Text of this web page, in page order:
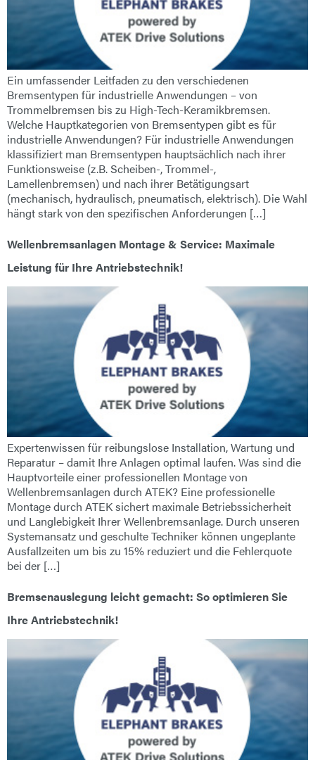
Ein umfassender Leitfaden zu den verschiedenen
Bremsentypen für industrielle Anwendungen – von
Trommelbremsen bis zu High-Tech-Keramikbremsen.
Welche Hauptkategorien von Bremsentypen gibt es für
industrielle Anwendungen? Für industrielle Anwendungen
klassifiziert man Bremsentypen hauptsächlich nach ihrer
Funktionsweise (z.B. Scheiben-, Trommel-,
Lamellenbremsen) und nach ihrer Betätigungsart
(mechanisch, hydraulisch, pneumatisch, elektrisch). Die Wahl
hängt stark von den spezifischen Anforderungen […]
Wellenbremsanlagen Montage & Service: Maximale
Leistung für Ihre Antriebstechnik!
Expertenwissen für reibungslose Installation, Wartung und
Reparatur – damit Ihre Anlagen optimal laufen. Was sind die
Hauptvorteile einer professionellen Montage von
Wellenbremsanlagen durch ATEK? Eine professionelle
Montage durch ATEK sichert maximale Betriebssicherheit
und Langlebigkeit Ihrer Wellenbremsanlage. Durch unseren
Systemansatz und geschulte Techniker können ungeplante
Ausfallzeiten um bis zu 15% reduziert und die Fehlerquote
bei der […]
Bremsenauslegung leicht gemacht: So optimieren Sie
Ihre Antriebstechnik!